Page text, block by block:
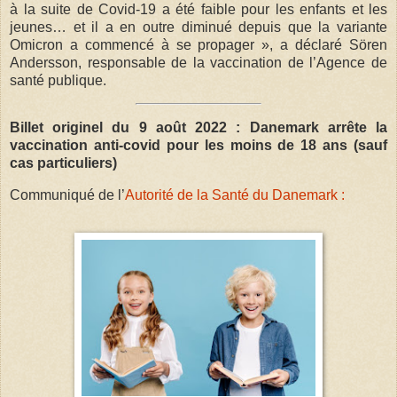
à la suite de Covid-19 a été faible pour les enfants et les
jeunes… et il a en outre diminué depuis que la variante
Omicron a commencé à se propager », a déclaré Sören
Andersson, responsable de la vaccination de l’Agence de
santé publique.
Billet originel du 9 août 2022 : Danemark arrête la
vaccination anti-covid pour les moins de 18 ans (sauf
cas particuliers)
Communiqué de l’Autorité de la Santé du Danemark :